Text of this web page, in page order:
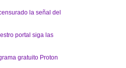
la señal del
portal siga las
gratuito Proton